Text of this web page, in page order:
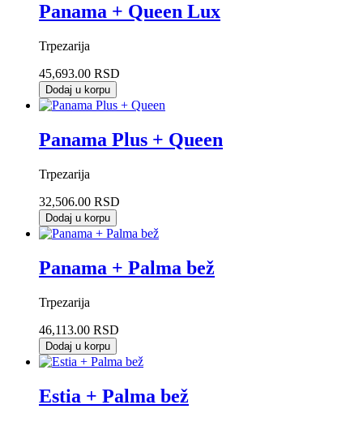
Panama + Queen Lux
Trpezarija
45,693.00 RSD
Dodaj u korpu
Panama Plus + Queen
Trpezarija
32,506.00 RSD
Dodaj u korpu
Panama + Palma bež
Trpezarija
46,113.00 RSD
Dodaj u korpu
Estia + Palma bež